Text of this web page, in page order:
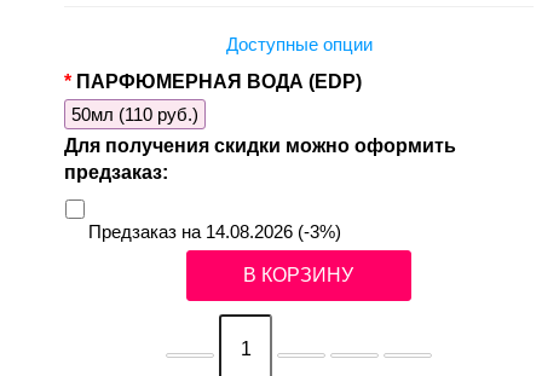
Доступные опции
ПАРФЮМЕРНАЯ ВОДА (EDP)
50мл (110 руб.)
Для получения скидки можно оформить
предзаказ:
Предзаказ на 14.08.2026 (-3%)
В КОРЗИНУ